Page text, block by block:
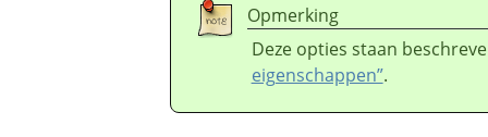
Opmerking
Deze opties staan
eigenschappen”.